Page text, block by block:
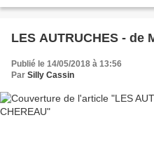
LES AUTRUCHES - de
Publié le 14/05/2018 à 13:56
Par Silly Cassin